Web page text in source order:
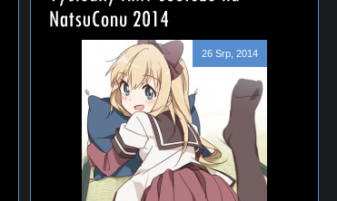
26 Srp, 2014